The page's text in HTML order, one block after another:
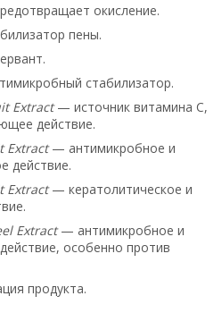
окисление.
пены.
стабилизатор.
Extract— источник витамина C,
действие.
Extract— антимикробное и
действие.
Extract— кератолитическое и
Extract— антимикробное и
особенно против
продукта.